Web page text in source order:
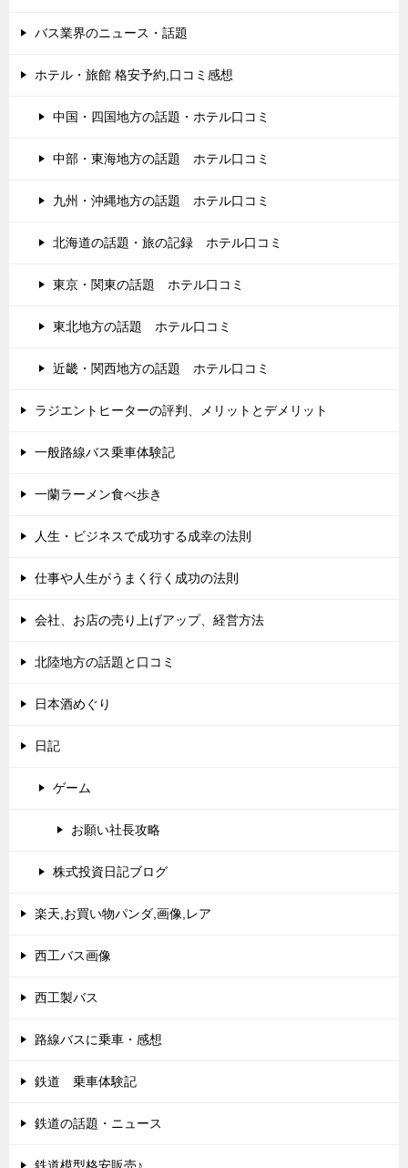
バス業界のニュース・話題
ホテル・旅館 格安予約,口コミ感想
中国・四国地方の話題・ホテル口コミ
中部・東海地方の話題 ホテル口コミ
九州・沖縄地方の話題 ホテル口コミ
北海道の話題・旅の記録 ホテル口コミ
東京・関東の話題 ホテル口コミ
東北地方の話題 ホテル口コミ
近畿・関西地方の話題 ホテル口コミ
ラジエントヒーターの評判、メリットとデメリット
一般路線バス乗車体験記
一蘭ラーメン食べ歩き
人生・ビジネスで成功する成幸の法則
仕事や人生がうまく行く成功の法則
会社、お店の売り上げアップ、経営方法
北陸地方の話題と口コミ
日本酒めぐり
日記
ゲーム
お願い社長攻略
株式投資日記ブログ
楽天,お買い物パンダ,画像,レア
西工バス画像
西工製バス
路線バスに乗車・感想
鉄道 乗車体験記
鉄道の話題・ニュース